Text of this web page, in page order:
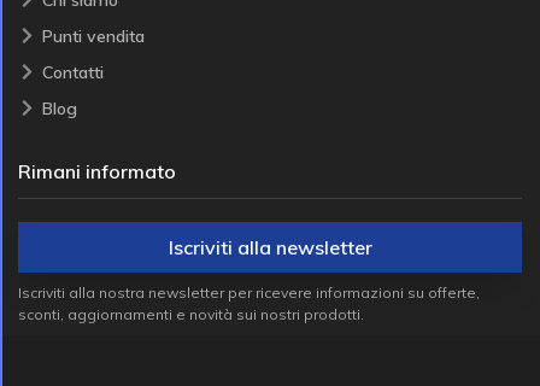
Punti vendita
Contatti
Blog
Rimani informato
Iscriviti alla newsletter
Iscriviti alla nostra newsletter per ricevere informazioni su offerte,
sconti, aggiornamenti e novità sui nostri prodotti.